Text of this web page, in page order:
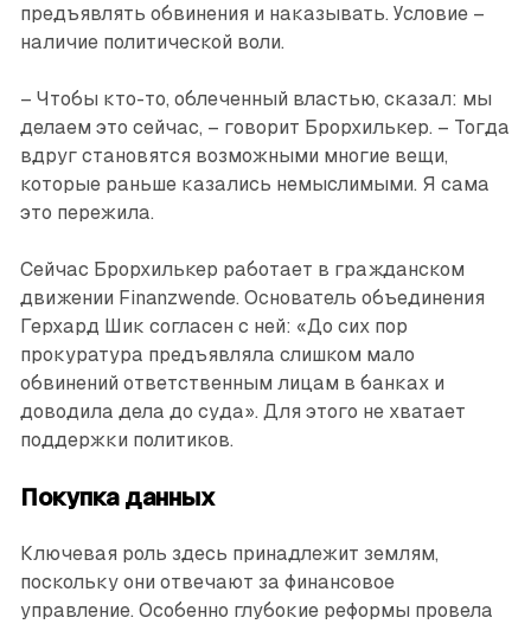
предъявлять обвинения и наказывать. Условие –
наличие политической воли.
– Чтобы кто-то, облеченный властью, сказал: мы
делаем это сейчас, – говорит Брорхилькер. – Тогда
вдруг становятся возможными многие вещи,
которые раньше казались немыслимыми. Я сама
это пережила.
Сейчас Брорхилькер работает в гражданском
движении Finanzwende. Основатель объединения
Герхард Шик согласен с ней: «До сих пор
прокуратура предъявляла слишком мало
обвинений ответственным лицам в банках и
доводила дела до суда». Для этого не хватает
поддержки политиков.
Покупка данных
Ключевая роль здесь принадлежит землям,
поскольку они отвечают за финансовое
управление. Особенно глубокие реформы провела